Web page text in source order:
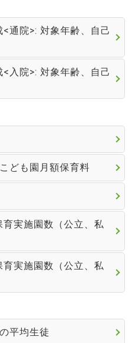
通院>: 対象年齢、自己
入院>: 対象年齢、自己
ども園月額保育料
実施園数（公立、私
実施園数（公立、私
平均生徒